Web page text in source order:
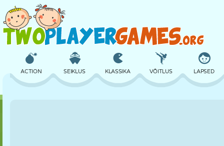
ACTION SEIKLUS KLASSIKA VÕITLUS LAPSED